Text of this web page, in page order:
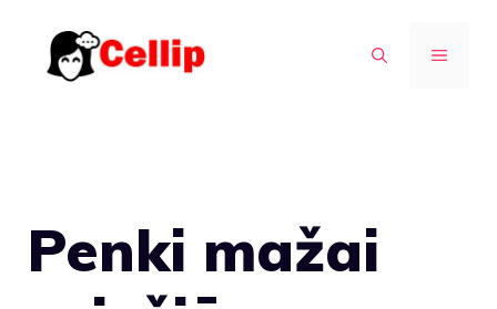
turinio
MENIU
Penki mažai